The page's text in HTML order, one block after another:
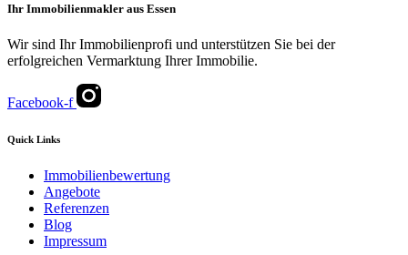
Ihr Immobilienmakler aus Essen
Wir sind Ihr Immobilienprofi und unterstützen Sie bei der
erfolgreichen Vermarktung Ihrer Immobilie.
Facebook-f
Quick Links
Immobilienbewertung
Angebote
Referenzen
Blog
Impressum